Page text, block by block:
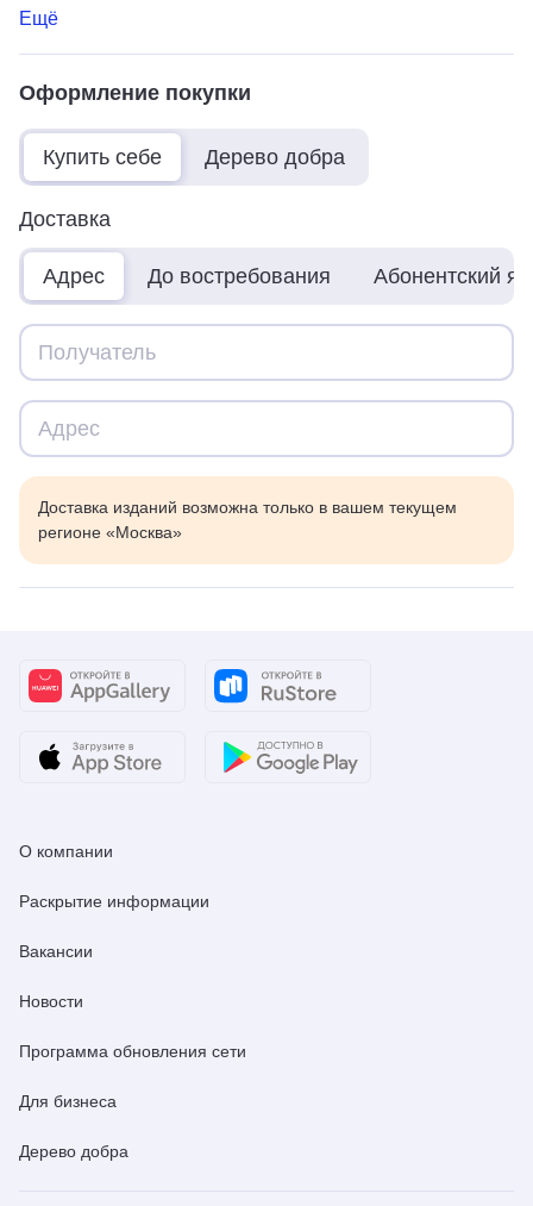
Ещё
Оформление покупки
Купить себе Дерево добра
Доставка
Адрес До востребования Абонентский
Доставка изданий возможна только в вашем текущем
регионе «Москва»
О компании
Раскрытие информации
Вакансии
Новости
Программа обновления сети
Для бизнеса
Дерево добра